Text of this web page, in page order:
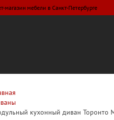
магазин мебели в Санкт-Петербурге
кухонный диван Торонто